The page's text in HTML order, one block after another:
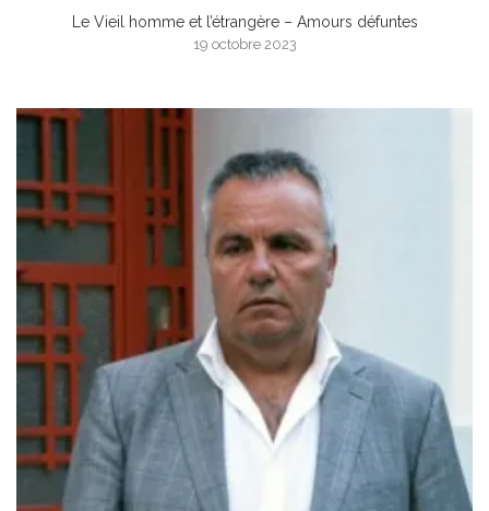
Le Vieil homme et l’étrangère – Amours défuntes
19 octobre 2023